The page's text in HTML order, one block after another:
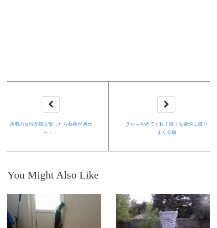
薄着の女性が銃を撃ったら薬莢が胸元
へ・・
ぎゃ～やめてくれ！障子を豪快に破り
まくる猫
You Might Also Like